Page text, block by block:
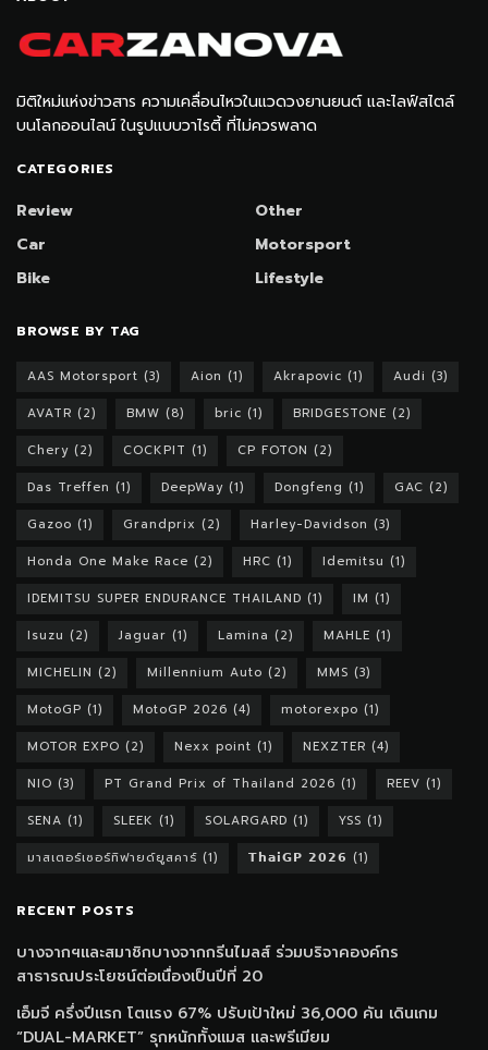
มิติใหม่แห่งข่าวสาร ความเคลื่อนไหวในแวดวงยานยนต์ และไลฟ์สไตล์
บนโลกออนไลน์ ในรูปแบบวาไรตี้ ที่ไม่ควรพลาด
CATEGORIES
Review
Car
Bike
Other
Motorsport
Lifestyle
BROWSE BY TAG
AAS Motorsport (3) Aion (1) Akrapovic (1) Audi (3)
AVATR (2) BMW (8) bric (1) BRIDGESTONE (2)
Chery (2) COCKPIT (1) CP FOTON (2)
Das Treffen (1) DeepWay (1) Dongfeng (1) GAC (2)
Gazoo (1) Grandprix (2) Harley-Davidson (3)
Honda One Make Race (2) HRC (1) Idemitsu (1)
IDEMITSU SUPER ENDURANCE THAILAND (1) IM (1)
Isuzu (2) Jaguar (1) Lamina (2) MAHLE (1)
MICHELIN (2) Millennium Auto (2) MMS (3)
MotoGP (1) MotoGP 2026 (4) motorexpo (1)
MOTOR EXPO (2) Nexx point (1) NEXZTER (4)
NIO (3) PT Grand Prix of Thailand 2026 (1) REEV (1)
SENA (1) SLEEK (1) SOLARGARD (1) YSS (1)
มาสเตอร์เซอร์ทิฟายด์ยูสคาร์ (1) 𝗧𝗵𝗮𝗶𝗚𝗣 𝟮𝟬𝟮𝟲 (1)
RECENT POSTS
บางจากฯและสมาชิกบางจากกรีนไมลส์ ร่วมบริจาคองค์กร
สาธารณประโยชน์ต่อเนื่องเป็นปีที่ 20
เอ็มจี ครึ่งปีแรก โตแรง 67% ปรับเป้าใหม่ 36,000 คัน เดินเกม
“DUAL-MARKET” รุกหนักทั้งแมส และพรีเมียม